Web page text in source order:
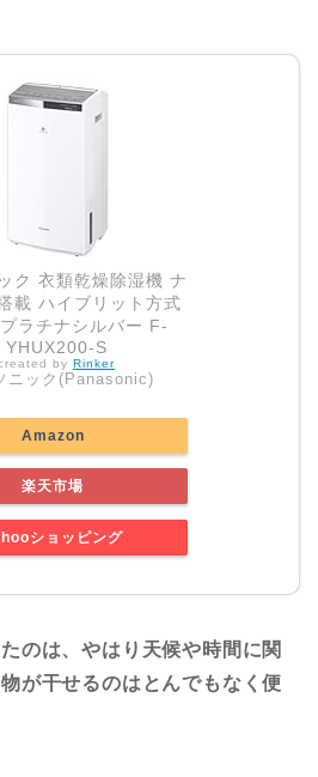
ク 衣類乾燥除湿機 ナ
載 ハイブリット方式
ラチナシルバー F-
YHUX200-S
by Rinker
ニック(Panasonic)
Amazon
楽天市場
ショッピング
のは、やはり天候や時間に関
が干せるのはとんでもなく便